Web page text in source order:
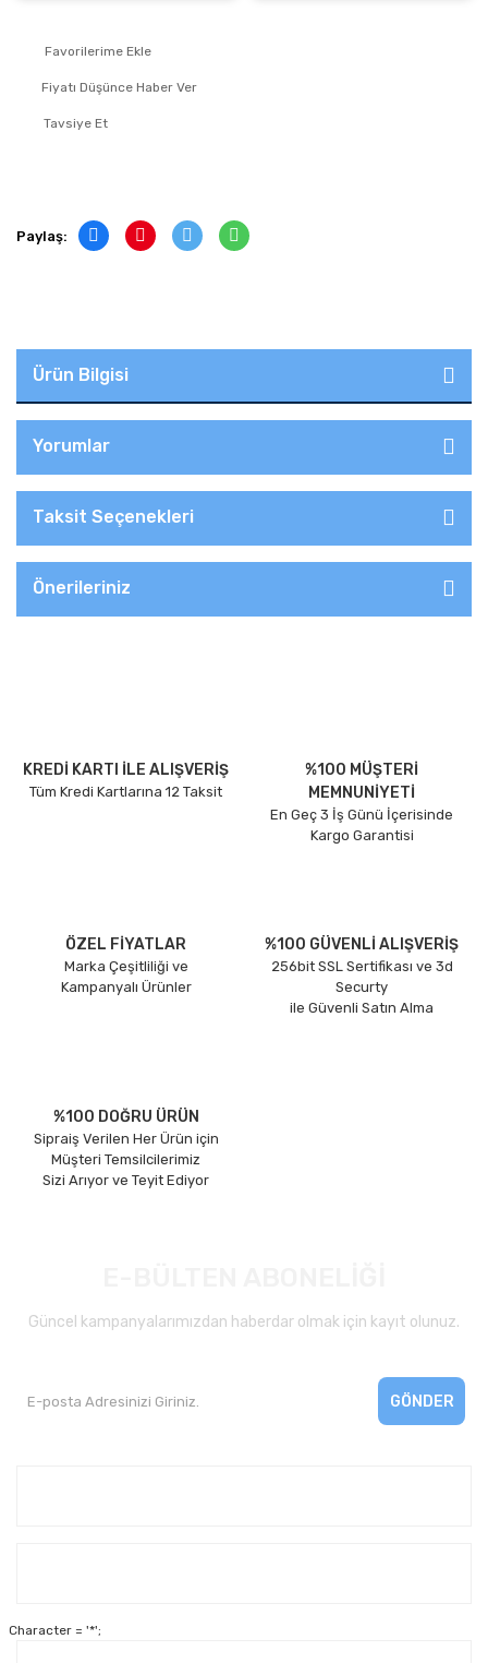
Fiyatı Düşünce Haber Ver
Tavsiye Et
Paylaş:
Ürün Bilgisi
Yorumlar
Taksit Seçenekleri
Önerileriniz
KREDİ KARTI İLE ALIŞVERİŞ
Tüm Kredi Kartlarına 12 Taksit
%100 MÜŞTERİ
MEMNUNİYETİ
En Geç 3 İş Günü İçerisinde
Kargo Garantisi
ÖZEL FİYATLAR
Marka Çeşitliliği ve
Kampanyalı Ürünler
%100 GÜVENLİ ALIŞVERİŞ
256bit SSL Sertifikası ve 3d
Securty
ile Güvenli Satın Alma
%100 DOĞRU ÜRÜN
Sipraiş Verilen Her Ürün için
Müşteri Temsilcilerimiz
Sizi Arıyor ve Teyit Ediyor
Güncel kampanyalarımızdan haberdar olmak için kayıt olunuz.
GÖNDER
Character = '*';